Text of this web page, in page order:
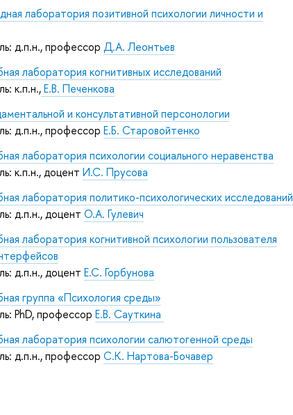
лаборатория позитивной психологии личности и
д.п.н., профессорД.А. Леонтьев
лаборатория когнитивных исследований
к.п.н.,Е.В. Печенкова
и консультативной персонологии
д.п.н., профессорЕ.Б. Старовойтенко
лаборатория психологии социального неравенства
к.п.н., доцентИ.С. Прусова
лаборатория политико-психологических исследований
д.п.н., доцентО.А. Гулевич
лаборатория когнитивной психологии пользователя
д.п.н., доцентЕ.С. Горбунова
группа «Психология среды»
PhD, профессорЕ.В. Сауткина
лаборатория психологии салютогенной среды
д.п.н., профессорС.К. Нартова-Бочавер